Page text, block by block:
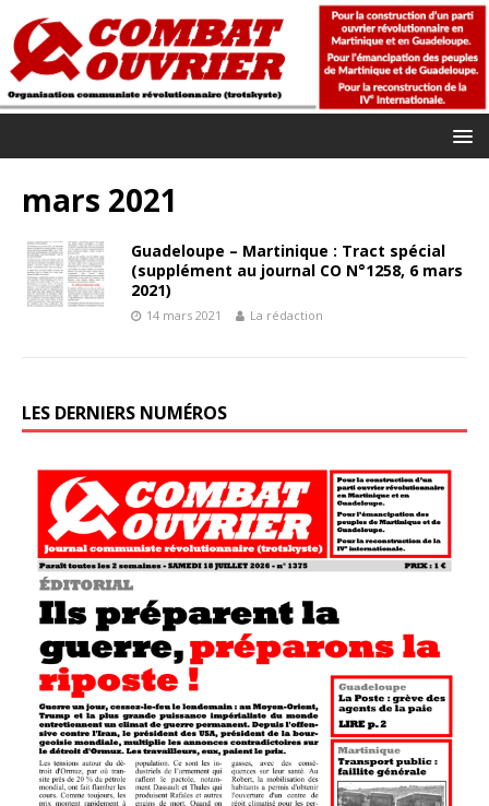
mars 2021
Guadeloupe – Martinique : Tract spécial
(supplément au journal CO N°1258, 6 mars
2021)
14 mars 2021 La rédaction
LES DERNIERS NUMÉROS